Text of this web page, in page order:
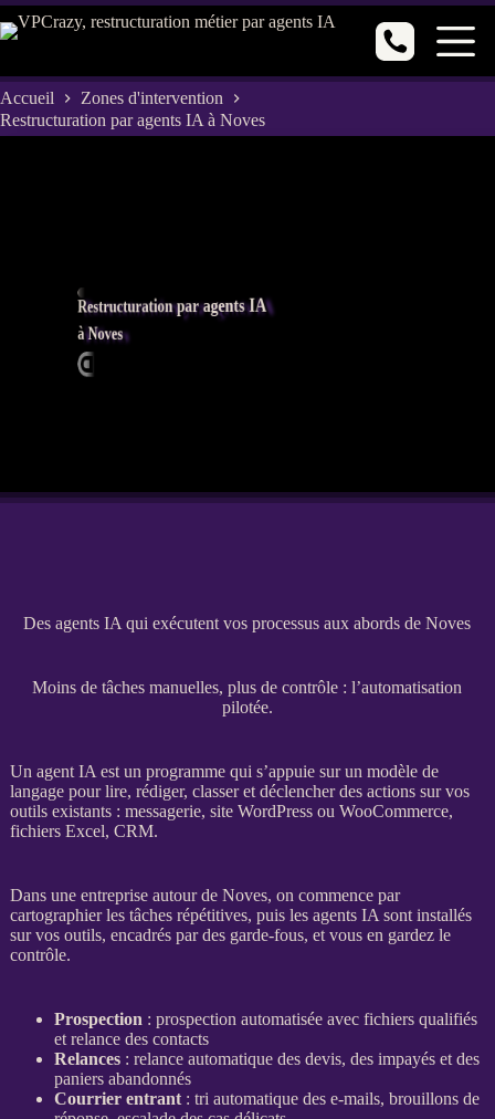
Passer
au
Accueil
Zones d'intervention
Restructuration par agents IA à Noves
Restructuration par agents IA
à Noves
Des agents IA qui exécutent vos processus aux abords de Noves
Moins de tâches manuelles, plus de contrôle : l’automatisation
pilotée.
Un agent IA est un programme qui s’appuie sur un modèle de
langage pour lire, rédiger, classer et déclencher des actions sur vos
outils existants : messagerie, site WordPressou WooCommerce,
fichiers Excel, CRM.
Dans une entreprise autour de Noves, on commence par
cartographier les tâches répétitives, puis les agents IA sont installés
sur vos outils, encadrés par des garde-fous, et vous en gardez le
contrôle.
Prospection : prospection automatiséeavec fichiers qualifiés
et relancedes contacts
Relances: relanceautomatique des devis, des impayéset des
paniers abandonnés
Courrier entrant: tri automatique des e-mails, brouillons de